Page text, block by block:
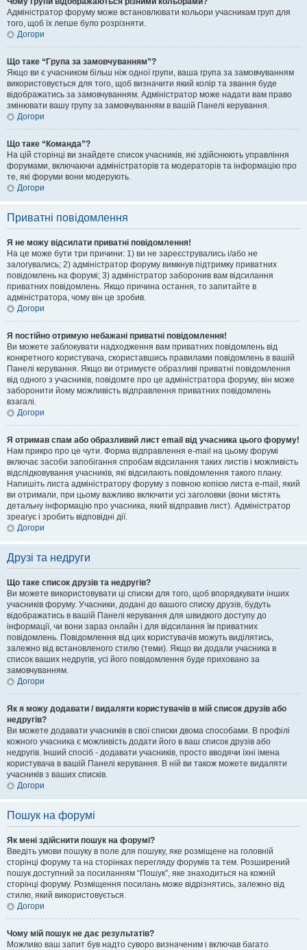
Адміністратор форуму може встановлювати кольори учасникам груп для
того, щоб їх легше було розрізняти.
Догори
Що таке “Група за замовчуванням”?
Якщо ви є учасником більш ніж одної групи, ваша група за замовчуванням
використовується для того, щоб визначити який колір та звання буде
відображатись за замовчуванням. Адміністратор може надати вам право
змінювати вашу групу за замовчуванням в вашій Панелі керування.
Догори
Що таке “Команда”?
На цій сторінці ви знайдете список учасників, які здійснюють управління
форумами, включаючи адміністраторів та модераторів та інформацію про
те, які форуми вони модерують.
Догори
Приватні повідомлення
Я не можу відсилати приватні повідомлення!
На це може бути три причини: 1) ви не зареєструвались і/або не
залогувались; 2) адміністратор форуму вимкнув підтримку приватних
повідомлень на форумі; 3) адміністратор заборонив вам відсилання
приватних повідомлень. Якщо причина остання, то запитайте в
адміністратора, чому він це зробив.
Догори
Я постійно отримую небажані приватні повідомлення!
Ви можете заблокувати надходження вам приватних повідомлень від
конкретного користувача, скориставшись правилами повідомлень в вашій
Панелі керування. Якщо ви отримуєте образливі приватні повідомлення
від одного з учасників, повідомте про це адміністратора форуму, він може
заборонити йому можливість відправлення приватних повідомлень
взагалі.
Догори
Я отримав спам або образливий лист email від учасника цього форуму!
Нам прикро про це чути. Форма відправлення e-mail на цьому форумі
включає засоби запобігання спробам відсилання таких листів і можливість
відслідковування учасників, які відсилають повідомлення такого плану.
Напишіть листа адміністратору форуму з повною копією листа e-mail, який
ви отримали, при цьому важливо включити усі заголовки (вони містять
детальну інформацію про учасника, який відправив лист). Адміністратор
зреагує і зробить відповідні дії.
Догори
Друзі та недруги
Що таке список друзів та недругів?
Ви можете використовувати ці списки для того, щоб впорядкувати інших
учасників форуму. Учасники, додані до вашого списку друзів, будуть
відображатись в вашій Панелі керування для швидкого доступу до
інформації, чи вони зараз онлайн і для відсилання їм приватних
повідомлень. Повідомлення від цих користувачів можуть виділятись,
залежно від встановленого стилю (теми). Якщо ви додали учасника в
список ваших недругів, усі його повідомлення буде приховано за
замовчуванням.
Догори
Як я можу додавати / видаляти користувачів в мій список друзів або
недругів?
Ви можете додавати учасників в свої списки двома способами. В профілі
кожного учасника є можливість додати його в ваш список друзів або
недругів. Інший спосіб - додавати учасників, просто вводячи їхні імена
користувача в вашій Панелі керування. В ній ви також можете видаляти
учасників з ваших списків.
Догори
Пошук на форумі
Як мені здійснити пошук на форумі?
Введіть умови пошуку в поле для пошуку, яке розміщене на головній
сторінці форуму та на сторінках перегляду форумів та тем. Розширений
пошук доступний за посиланням “Пошук”, яке знаходиться на кожній
сторінці форуму. Розміщення посилань може відрізнятись, залежно від
стилю, який використовується.
Догори
Чому мій пошук не дає результатів?
Можливо ваш запит був надто суворо визначеним і включав багато